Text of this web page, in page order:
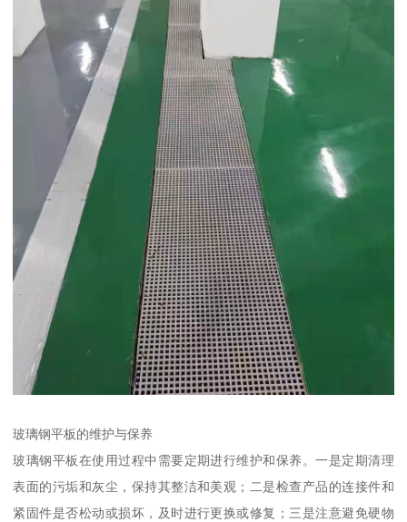
玻璃钢平板的维护与保养
玻璃钢平板在使用过程中需要定期进行维护和保养。一是定期清理
表面的污垢和灰尘，保持其整洁和美观；二是检查产品的连接件和
紧固件是否松动或损坏，及时进行更换或修复；三是注意避免硬物